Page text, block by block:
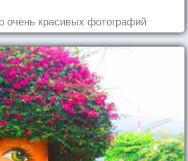
очень красивых фотографий